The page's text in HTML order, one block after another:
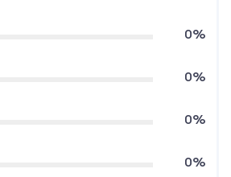
0%
0%
0%
0%